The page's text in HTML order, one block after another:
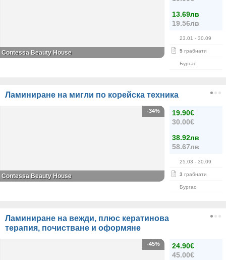
13.69лв
19.56лв
23.01 - 30.09
5 грабнати
Бургас
Contessa Beauty House
Ламиниране на мигли по корейска техника
19.90€
30.00€
38.92лв
58.67лв
25.03 - 30.09
3 грабнати
Бургас
-34%
Contessa Beauty House
Ламиниране на вежди, плюс кератинова
терапия, почистване и оформяне
24.90€
45.00€
-45%